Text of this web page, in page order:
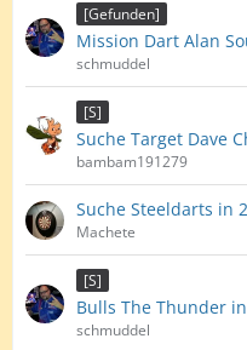
[Gefunden]
Mission Dart Alan
schmuddel
[S]
Suche Target Dave
bambam191279
Suche Steeldarts in
Machete
[S]
Bulls The Thunder
schmuddel